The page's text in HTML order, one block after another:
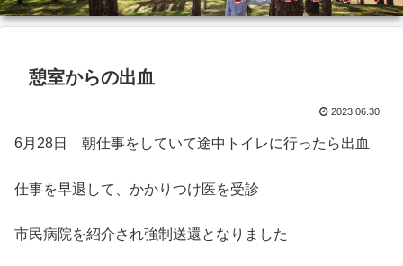
憩室からの出血
2023.06.30
6月28日 朝仕事をしていて途中トイレに行ったら出血
仕事を早退して、かかりつけ医を受診
市民病院を紹介され強制送還となりました